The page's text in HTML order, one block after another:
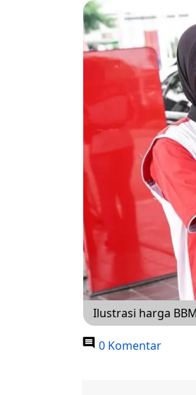
Ilustrasi harga
0 Komentar